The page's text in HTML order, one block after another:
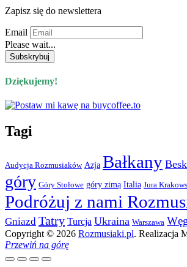
Zapisz się do newslettera
Email
Please wait...
Dziękujemy!
Tagi
Audycja Rozmusiaków Azja Bałkany
góry Góry Stołowe góry zimą Italia Jura
Podróżuj z nami
Gniazd Tatry Turcja Ukraina Warszawa
Copyright © 2026 Rozmusiaki.pl. Realizacja
Przewiń na górę